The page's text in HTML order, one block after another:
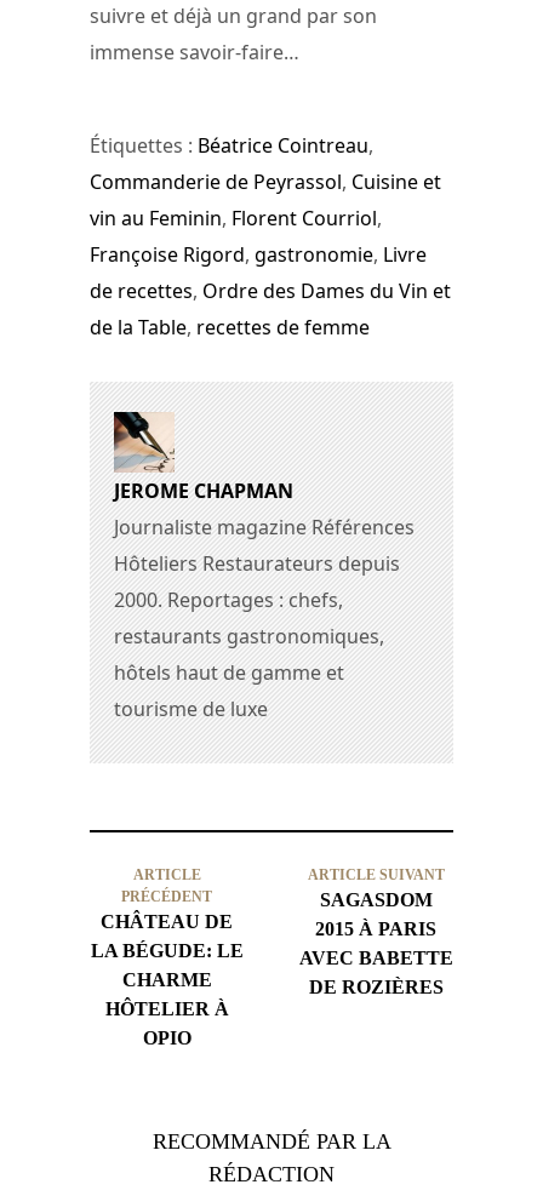
suivre et déjà un grand par son
immense savoir-faire…
Étiquettes : Béatrice Cointreau,
Commanderie de Peyrassol, Cuisine et
vin au Feminin, Florent Courriol,
Françoise Rigord, gastronomie, Livre
de recettes, Ordre des Dames du Vin et
de la Table, recettes de femme
JEROME CHAPMAN
Journaliste magazine Références
Hôteliers Restaurateurs depuis
2000. Reportages : chefs,
restaurants gastronomiques,
hôtels haut de gamme et
tourisme de luxe
ARTICLE
PRÉCÉDENT
CHÂTEAU DE
LA BÉGUDE: LE
CHARME
HÔTELIER À
OPIO
ARTICLE SUIVANT
SAGASDOM
2015 À PARIS
AVEC BABETTE
DE ROZIÈRES
RECOMMANDÉ PAR LA
RÉDACTION